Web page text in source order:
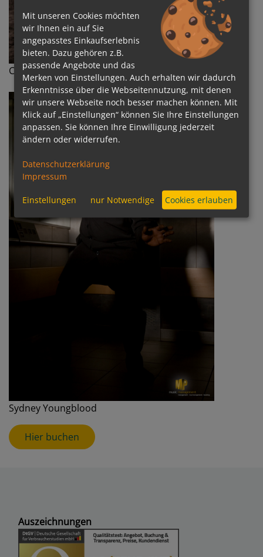
Camouflage ©Klaus J.A. Mellenthin
Sydney Youngblood
Hier buchen
Auszeichnungen
Mit unseren Cookies möchten
wir Ihnen ein auf Sie
angepasstes Einkaufserlebnis
bieten. Dazu gehören z.B.
passende Angebote und das
Merken von Einstellungen. Auch erhalten wir dadurch
Erkenntnisse über die Webseitennutzung, mit denen
wir unsere Webseite noch besser machen können. Mit
Klick auf „Einstellungen“ können Sie Ihre Einstellungen
anpassen. Sie können Ihre Einwilligung jederzeit
ändern oder widerrufen.
Datenschutzerklärung
Impressum
Einstellungen nur Notwendige Cookies erlauben